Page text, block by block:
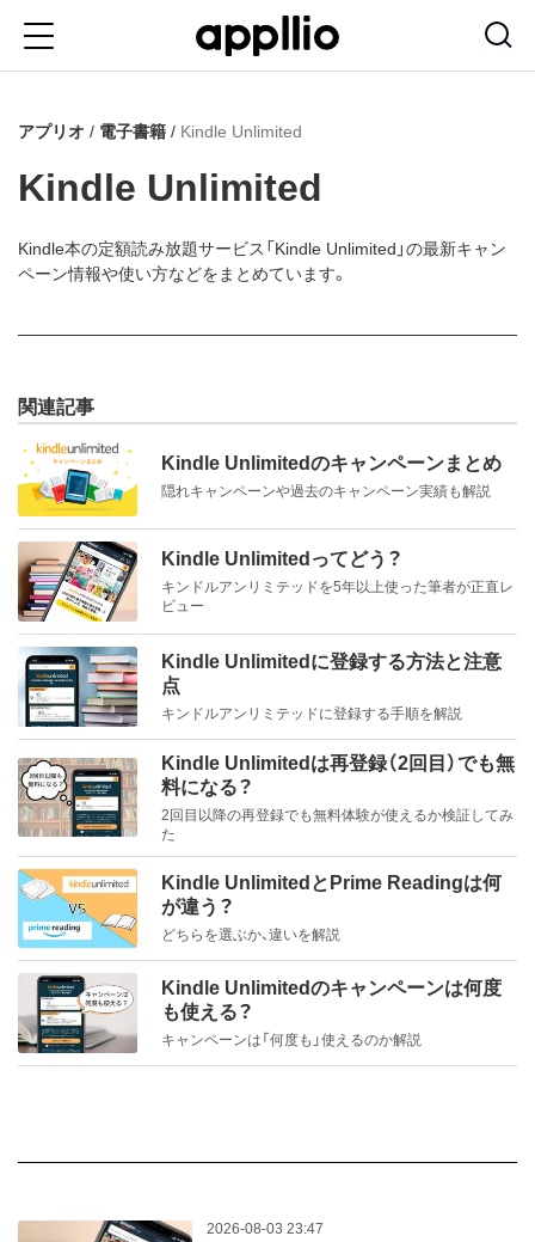
動
アプリオ 電子書籍 Kindle Unlimited
Kindle Unlimited
Kindle本の定額読み放題サービス「Kindle Unlimited」の最新キャン
ペーン情報や使い方などをまとめています。
関連記事
Kindle Unlimitedのキャンペーンまとめ
隠れキャンペーンや過去のキャンペーン実績も解説
Kindle Unlimitedってどう？
キンドルアンリミテッドを5年以上使った筆者が正直レ
ビュー
Kindle Unlimitedに登録する方法と注意
点
キンドルアンリミテッドに登録する手順を解説
Kindle Unlimitedは再登録（2回目）でも無
料になる？
2回目以降の再登録でも無料体験が使えるか検証してみ
た
Kindle UnlimitedとPrime Readingは何
が違う？
どちらを選ぶか、違いを解説
Kindle Unlimitedのキャンペーンは何度
も使える？
キャンペーンは「何度も」使えるのか解説
2026-08-03 23:47